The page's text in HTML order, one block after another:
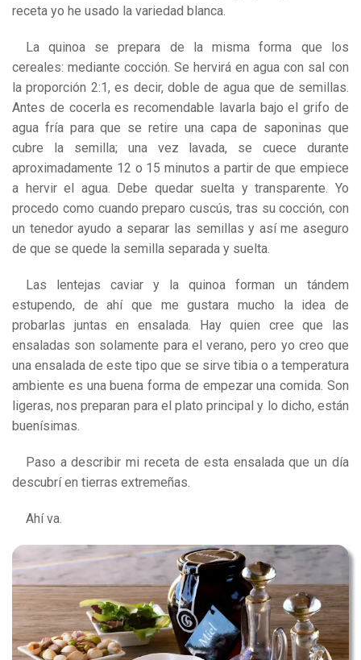
receta yo he usado la variedad blanca.
La quinoa se prepara de la misma forma que los
cereales: mediante cocción. Se hervirá en agua con sal con
la proporción 2:1, es decir, doble de agua que de semillas.
Antes de cocerla es recomendable lavarla bajo el grifo de
agua fría para que se retire una capa de saponinas que
cubre la semilla; una vez lavada, se cuece durante
aproximadamente 12 o 15 minutos a partir de que empiece
a hervir el agua. Debe quedar suelta y transparente. Yo
procedo como cuando preparo cuscús, tras su cocción, con
un tenedor ayudo a separar las semillas y así me aseguro
de que se quede la semilla separada y suelta.
Las lentejas caviar y la quinoa forman un tándem
estupendo, de ahí que me gustara mucho la idea de
probarlas juntas en ensalada. Hay quien cree que las
ensaladas son solamente para el verano, pero yo creo que
una ensalada de este tipo que se sirve tibia o a temperatura
ambiente es una buena forma de empezar una comida. Son
ligeras, nos preparan para el plato principal y lo dicho, están
buenísimas.
Paso a describir mi receta de esta ensalada que un día
descubrí en tierras extremeñas.
Ahí va.